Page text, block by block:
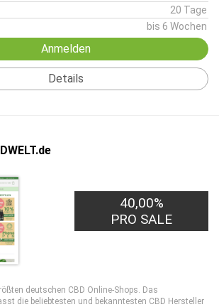
20 Tage
bis 6 Wochen
Anmelden
Details
40,00%
PRO SALE
deutschen CBD Online-Shops. Das
die beliebtesten und bekanntesten CBD Hersteller